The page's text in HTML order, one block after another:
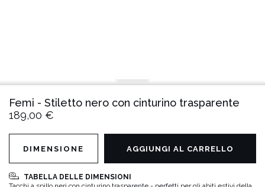
Femi - Stiletto nero con cinturino trasparente
189,00 €
TABELLA DELLE DIMENSIONI
DIMENSIONE AGGIUNGI AL CARRELLO